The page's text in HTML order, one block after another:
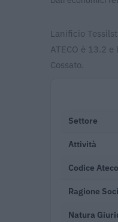
Lanificio
ATECO è 13.2
Cossato.
Settore
Attività
Codice Ateco
Ragione
Natura